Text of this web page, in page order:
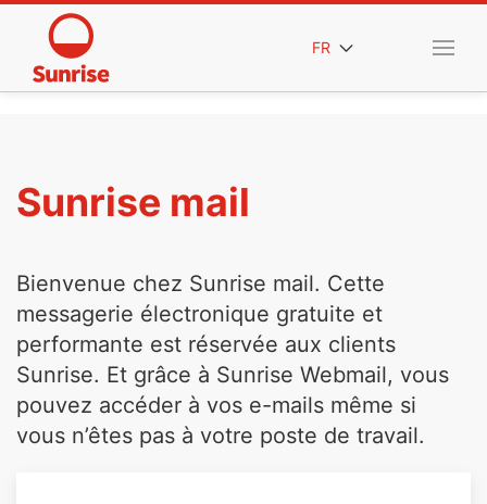
FR
Sunrise mail
Bienvenue chez Sunrise mail. Cette
messagerie électronique gratuite et
performante est réservée aux clients
Sunrise. Et grâce à Sunrise Webmail, vous
pouvez accéder à vos e-mails même si
vous n’êtes pas à votre poste de travail.